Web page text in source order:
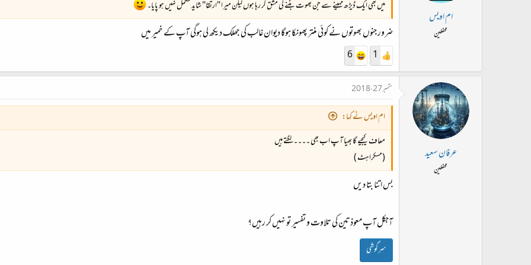
ام اویس
محفلین
میں بھی ایک ڈیڑھ مہینے سے جن بھوت بننے کی مشق کر رہا ہوں لیکن میرا "ارتقا" شاید مکمل نہیں ہو پایا۔
ضرور جنوں بھوتوں نے کوئی منتر پھونکا ہوگا دیوان غالب کی جھلک دیکھ لی ہوگی آپ کے خمیر میں
1
6
عرفان سعید
محفلین
ستمبر 27، 2018
ام اویس نے کہا:
معاف کیجیے گا بھیا آپ اب بھی ۔۔۔۔ لگتے ہیں
(مسکراہٹ )
بس اتنا بتا دیں
آجکل آپ معوذتین کی تلاوت و تفسیر تو نہیں کر رہیں؟
سرگوشی